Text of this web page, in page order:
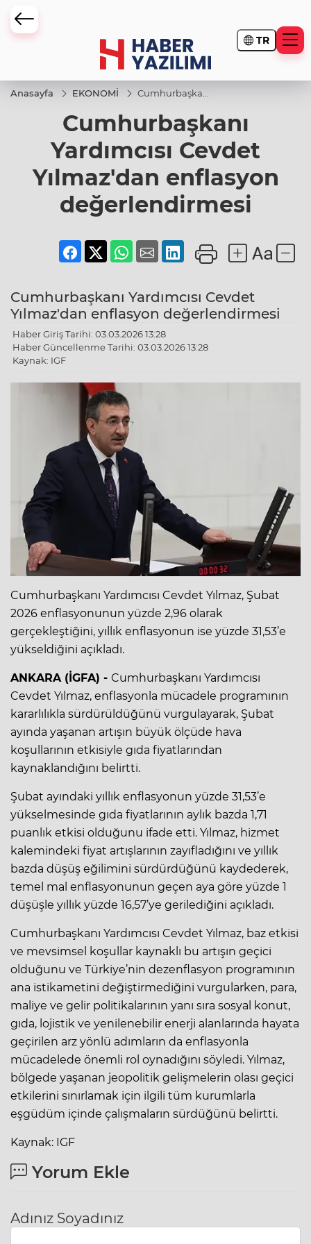
TR
Anasayfa EKONOMİ
Cumhurbaşkanı
Cevdet
Yılmaz'dan
değerlendirmesi
Cumhurbaşkanı
Yardımcısı Cevdet
Yılmaz'dan enflasyon
değerlendirmesi
Cumhurbaşkanı Yardımcısı Cevdet
Yılmaz'dan enflasyon değerlendirmesi
Haber Giriş Tarihi: 03.03.2026 13:28
Haber Güncellenme Tarihi: 03.03.2026 13:28
Kaynak: IGF
Cumhurbaşkanı Yardımcısı Cevdet Yılmaz, Şubat
2026 enflasyonunun yüzde 2,96 olarak
gerçekleştiğini, yıllık enflasyonun ise yüzde 31,53’e
yükseldiğini açıkladı.
ANKARA (İGFA) - Cumhurbaşkanı Yardımcısı
Cevdet Yılmaz, enflasyonla mücadele programının
kararlılıkla sürdürüldüğünü vurgulayarak, Şubat
ayında yaşanan artışın büyük ölçüde hava
koşullarının etkisiyle gıda fiyatlarından
kaynaklandığını belirtti.
Şubat ayındaki yıllık enflasyonun yüzde 31,53’e
yükselmesinde gıda fiyatlarının aylık bazda 1,71
puanlık etkisi olduğunu ifade etti. Yılmaz, hizmet
kalemindeki fiyat artışlarının zayıfladığını ve yıllık
bazda düşüş eğilimini sürdürdüğünü kaydederek,
temel mal enflasyonunun geçen aya göre yüzde 1
düşüşle yıllık yüzde 16,57’ye gerilediğini açıkladı.
Cumhurbaşkanı Yardımcısı Cevdet Yılmaz, baz etkisi
ve mevsimsel koşullar kaynaklı bu artışın geçici
olduğunu ve Türkiye’nin dezenflasyon programının
ana istikametini değiştirmediğini vurgularken, para,
maliye ve gelir politikalarının yanı sıra sosyal konut,
gıda, lojistik ve yenilenebilir enerji alanlarında hayata
geçirilen arz yönlü adımların da enflasyonla
mücadelede önemli rol oynadığını söyledi. Yılmaz,
bölgede yaşanan jeopolitik gelişmelerin olası geçici
etkilerini sınırlamak için ilgili tüm kurumlarla
eşgüdüm içinde çalışmaların sürdüğünü belirtti.
Kaynak: IGF
Yorum Ekle
Adınız Soyadınız